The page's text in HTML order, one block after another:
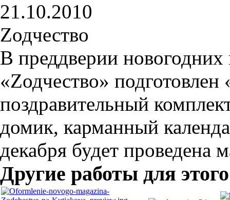
21.10.2010
Zодчество
В преддверии
«Zодчество»
поздравительный
домик, карманный
декабря будет проведена
Другие работы для